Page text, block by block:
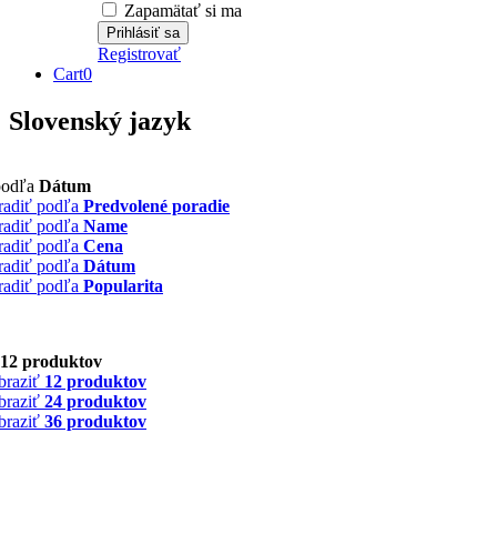
Zapamätať si ma
Registrovať
Cart0
Slovenský jazyk
Dátum
podľa Predvolené poradie
podľa Name
podľa Cena
podľa Dátum
podľa Popularita
12 produktov
12 produktov
24 produktov
36 produktov